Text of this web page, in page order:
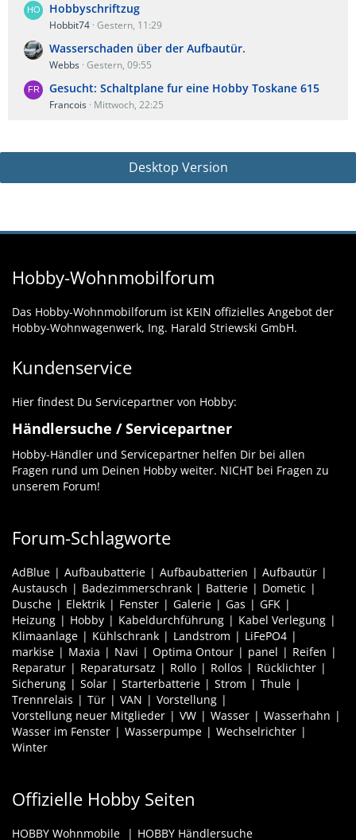
Hobbyschriftzug
Hobbit74 Gestern, 11:29
Wasserschaden über der Aufbautür.
Webbs Gestern, 09:55
Gesucht: Schaltplane fur eine Hobby Toskane 615
Francois Mittwoch, 22:25
Desktop Version
Hobby-Wohnmobilforum
Das Hobby-Wohnmobilforum ist KEIN offizielles Angebot der
Hobby-Wohnwagenwerk, Ing. Harald Striewski GmbH.
Kundenservice
Hier findest Du Servicepartner von Hobby:
Händlersuche / Servicepartner
Hobby-Händler und Servicepartner helfen Dir bei allen
Fragen rund um Deinen Hobby weiter. NICHT bei Fragen zu
unserem Forum!
Forum-Schlagworte
AdBlue Aufbaubatterie Aufbaubatterien
Aufbautür
Austausch
Badezimmerschrank Batterie
Dometic
Dusche
Elektrik Fenster Galerie Gas
GFK
Heizung
Hobby Kabeldurchführung
Kabel Verlegung
Klimaanlage
Kühlschrank Landstrom
LiFePO4
markise
Maxia Navi Optima Ontour panel
Reifen
Reparatur
Reparatursatz Rollo Rollos
Rücklichter
Sicherung
Solar Starterbatterie Strom
Thule
Trennrelais
Tür VAN
Vorstellung
Vorstellung neuer Mitglieder
VW Wasser
Wasserhahn
Wasser im Fenster
Wasserpumpe
Wechselrichter
Winter
Offizielle Hobby Seiten
HOBBY Wohnmobile HOBBY Händlersuche